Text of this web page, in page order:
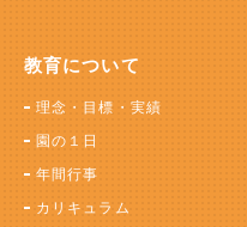
教育について
理念・目標・実績
園の１日
年間行事
カリキュラム